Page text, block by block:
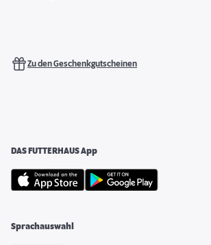
Zu den Geschenkgutscheinen
DAS FUTTERHAUS App
Sprachauswahl